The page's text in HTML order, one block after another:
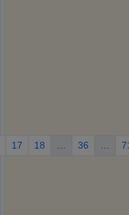
17 18 36